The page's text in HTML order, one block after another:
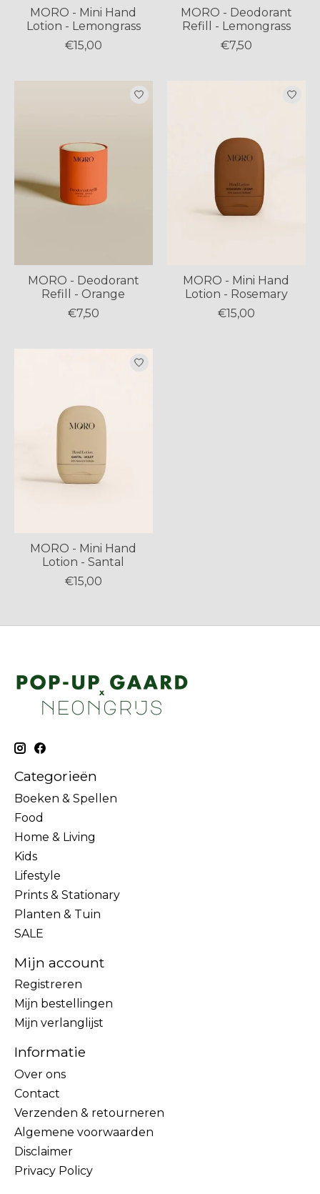
MORO - Mini Hand
Lotion - Lemongrass
€15,00
MORO - Deodorant
Refill - Lemongrass
€7,50
MORO - Deodorant
Refill - Orange
€7,50
MORO - Mini Hand
Lotion - Rosemary
€15,00
MORO - Mini Hand
Lotion - Santal
€15,00
Categorieën
Boeken & Spellen
Food
Home & Living
Kids
Lifestyle
Prints & Stationary
Planten & Tuin
SALE
Mijn account
Registreren
Mijn bestellingen
Mijn verlanglijst
Informatie
Over ons
Contact
Verzenden & retourneren
Algemene voorwaarden
Disclaimer
Privacy Policy